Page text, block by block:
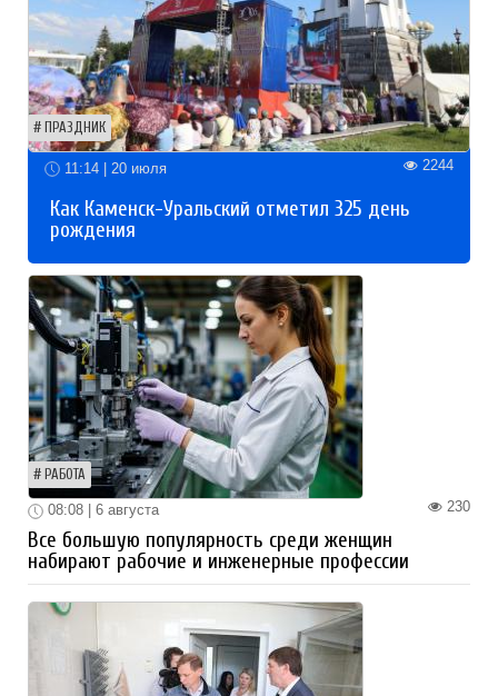
ПРАЗДНИК
11:14 | 20 июля 2244
Как Каменск-Уральский отметил 325 день
рождения
РАБОТА
230
08:08 | 6 августа
Все большую популярность среди женщин
набирают рабочие и инженерные профессии